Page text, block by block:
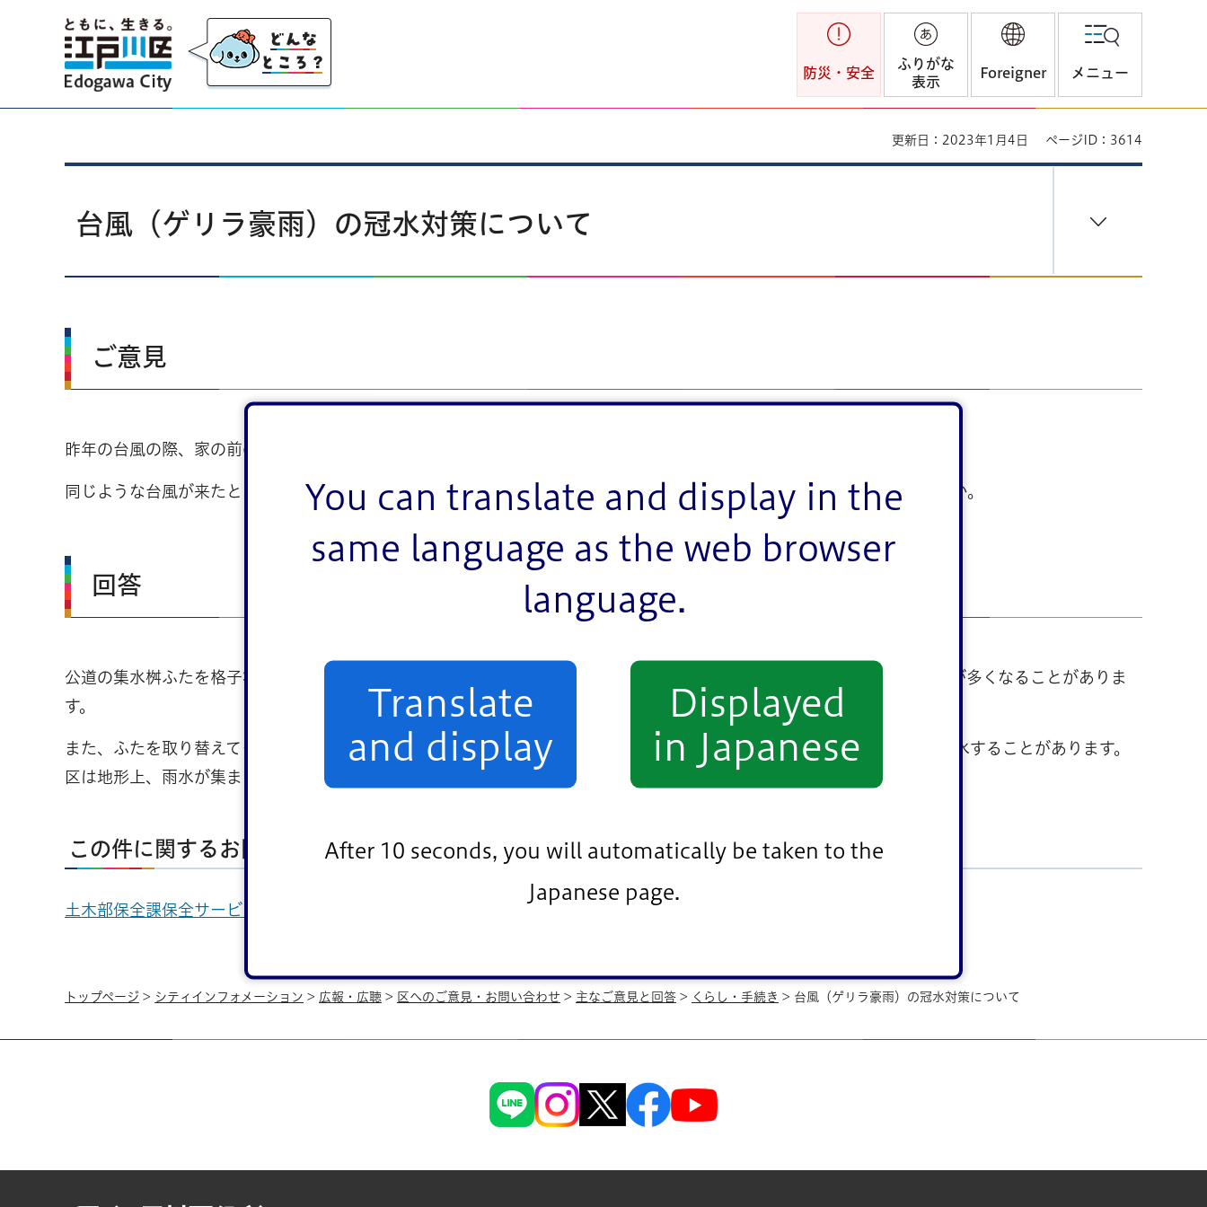
You can translate and display in the
same language as the web browser
language.
Translate
and display
Displayed
in Japanese
After 10 seconds, you will automatically be taken to the
Japanese page.
江戸川区
防災・安全
ふりがな
表示
Foreigner メニュー
更新日：2023年1月4日 ページID：3614
台風（ゲリラ豪雨）の冠水対策について
ご意見
昨年の台風の際、家の前の公道が冠水し、自宅から出られなくなりました。
同じような台風が来たときの冠水が心配です。下水のふたを、水はけのよいものに変える対策などはできないものでしょうか。
回答
公道の集水桝ふたを格子状に変えることはできます。ただし、排水は良好になりますが、場所によっては下水道からの臭気が多くなることがありま
す。
また、ふたを取り替えても、下水道の排水能力は毎時50ミリメートルなので、短時間に集中して雨が降る場合は一時的に冠水することがあります。
区は地形上、雨水が集まりやすい場所には雨水貯留管を入れるなどして冠水の解消を図っています。
この件に関するお問い合わせ先
土木部保全課保全サービス係
トップページ > シティインフォメーション > 広報・広聴 > 区へのご意見・お問い合わせ > 主なご意見と回答 > くらし・手続き > 台風（ゲリラ豪雨）の冠水対策について